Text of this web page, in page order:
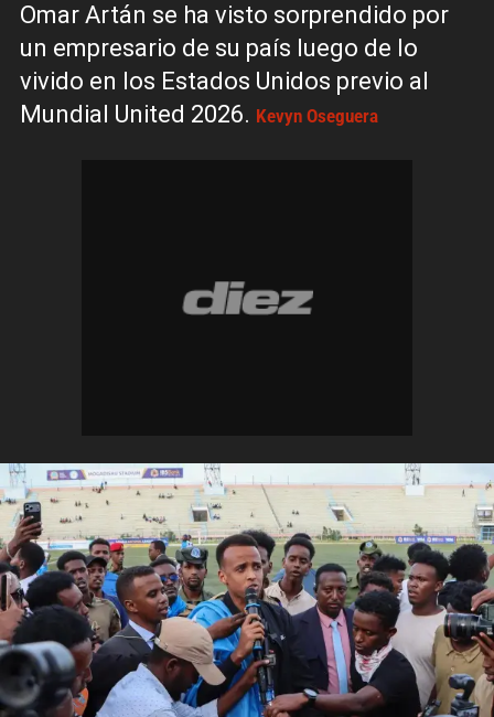
Omar Artán se ha visto sorprendido por
un empresario de su país luego de lo
vivido en los Estados Unidos previo al
Mundial United 2026. Kevyn Oseguera